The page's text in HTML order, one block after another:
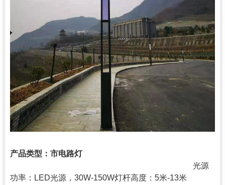
产品类型： 市电路灯
光源
功率： LED光源，30W-150W灯杆高度： 5米-13米